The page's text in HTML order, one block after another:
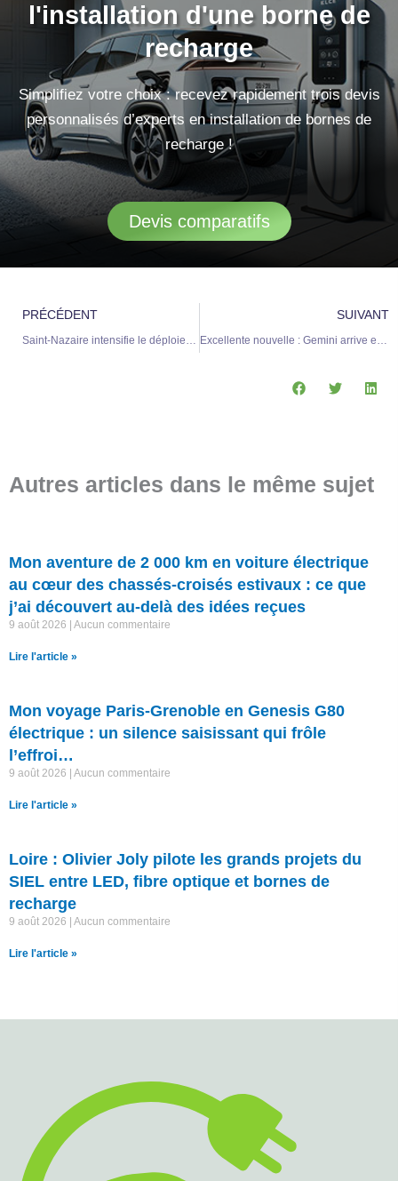
l'installation d'une borne de
recharge
Simplifiez votre choix : recevez rapidement trois devis
personnalisés d’experts en installation de bornes de
recharge !
Devis comparatifs
Précédent
PRÉCÉDENT SUIVANT
Autres articles dans le même sujet
Mon aventure de 2 000 km en voiture électrique
au cœur des chassés-croisés estivaux : ce que
j’ai découvert au-delà des idées reçues
9 août 2026 Aucun commentaire
Lire l'article »
Mon voyage Paris-Grenoble en Genesis G80
électrique : un silence saisissant qui frôle
l’effroi…
9 août 2026 Aucun commentaire
Lire l'article »
Loire : Olivier Joly pilote les grands projets du
SIEL entre LED, fibre optique et bornes de
recharge
9 août 2026 Aucun commentaire
Lire l'article »